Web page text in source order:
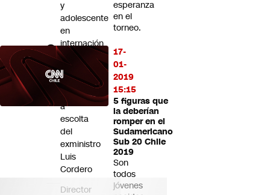
esperanza
en el
torneo.
17-
01-
2019
15:15
5 figuras que
la deberían
romper en el
Sudamericano
Sub 20 Chile
2019
Son
todos
jóvenes
y
adolescente
en
internación
provisoria
tras
encerrona
frustrada
a
escolta
del
exministro
Luis
Cordero
Director